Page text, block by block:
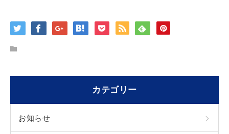
カテゴリー
お知らせ